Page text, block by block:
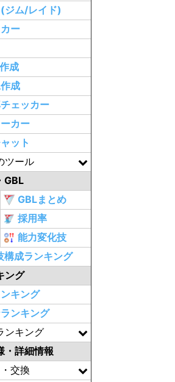
ジム/レイド)
ー
成
成
ェッカー
カー
ット
ツール
GBL
GBLまとめ
採用率
能力変化技
構成ランキング
ング
キング
ンキング
ンキング
・詳細情報
交換